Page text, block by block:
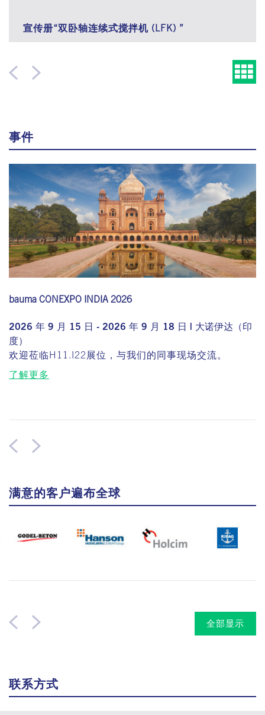
宣传册“双卧轴连续式搅拌机 (LFK) ”
事件
bauma CONEXPO INDIA 2026
2026 年 9 月 15 日 - 2026 年 9 月 18 日 | 大诺伊达（印
度）
欢迎莅临H11.I22展位，与我们的同事现场交流。
了解更多
满意的客户遍布全球
全部显示
联系方式